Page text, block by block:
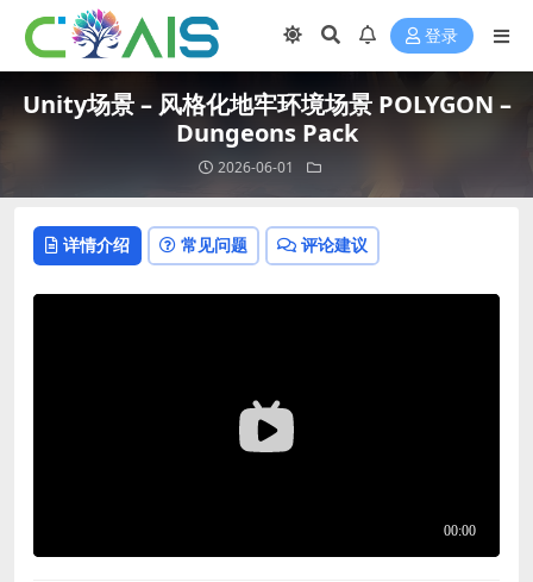
登录
Unity场景 – 风格化地牢环境场景 POLYGON –
Dungeons Pack
2026-06-01
详情介绍 常见问题 评论建议